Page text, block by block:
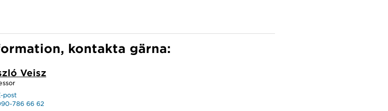
kontakta gärna:
Veisz
post
786 66 62